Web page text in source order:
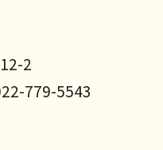
2
779-5543